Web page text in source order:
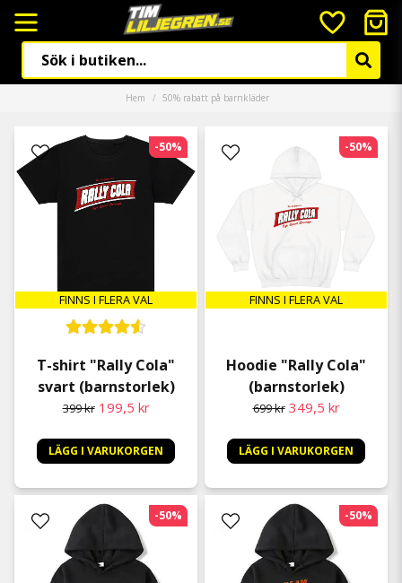
Hem 50% rabatt på barnkläder
FINNS I FLERA VAL
T-shirt "Rally Cola"
svart (barnstorlek)
399 kr 199,5 kr
LÄGG I VARUKORGEN
-50%
FINNS I FLERA VAL
Hoodie "Rally Cola"
(barnstorlek)
699 kr 349,5 kr
LÄGG I VARUKORGEN
-50%
-50% -50%